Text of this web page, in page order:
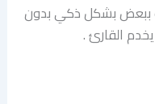
ببعض بشكل ذكي بدون
القارئ .